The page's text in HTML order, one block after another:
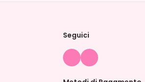
Seguici